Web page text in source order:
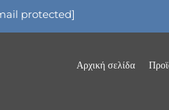
protected]
Αρχική σελίδα